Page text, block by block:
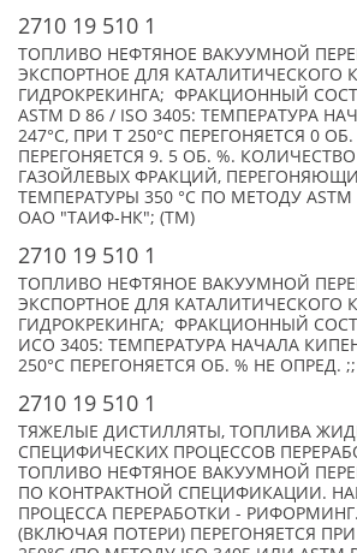
2710 19 510 1
ТОПЛИВО НЕФТЯНОЕ ВАКУУМНОЙ
ЭКСПОРТНОЕ ДЛЯ КАТАЛИТИЧЕСКОГО
ГИДРОКРЕКИНГА; ФРАКЦИОННЫЙ
ASTM D 86 / ISO 3405: ТЕМПЕРАТУРА
247°С, ПРИ Т 250°С ПЕРЕГОНЯЕТСЯ 0 ОБ.
ПЕРЕГОНЯЕТСЯ 9. 5 ОБ. %.
ГАЗОЙЛЕВЫХ ФРАКЦИЙ,
ТЕМПЕРАТУРЫ 350 °С ПО МЕТОДУ
ОАО "ТАИФ-НК"; (TM)
2710 19 510 1
ТОПЛИВО НЕФТЯНОЕ ВАКУУМНОЙ
ЭКСПОРТНОЕ ДЛЯ КАТАЛИТИЧЕСКОГО
ГИДРОКРЕКИНГА; ФРАКЦИОННЫЙ
ИСО 3405: ТЕМПЕРАТУРА НАЧАЛА
250°С ПЕРЕГОНЯЕТСЯ ОБ. % НЕ ОПРЕД.
2710 19 510 1
ТЯЖЕЛЫЕ ДИСТИЛЛЯТЫ, ТОПЛИВА
СПЕЦИФИЧЕСКИХ ПРОЦЕССОВ
ТОПЛИВО НЕФТЯНОЕ ВАКУУМНОЙ
ПО КОНТРАКТНОЙ СПЕЦИФИКАЦИИ.
ПРОЦЕССА ПЕРЕРАБОТКИ -
(ВКЛЮЧАЯ ПОТЕРИ) ПЕРЕГОНЯЕТСЯ